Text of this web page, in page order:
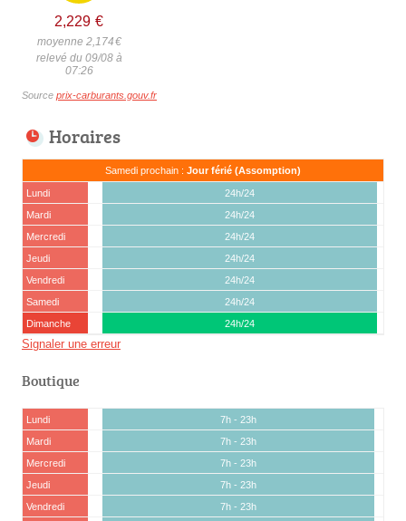
2,229 €
moyenne 2,174€
relevé du 09/08 à
07:26
Source prix-carburants.gouv.fr
Horaires
Samedi prochain : Jour férié (Assomption)
Lundi
24h/24
Mardi
24h/24
Mercredi
24h/24
Jeudi
24h/24
Vendredi
24h/24
Samedi
24h/24
Dimanche
24h/24
Signaler une erreur
Boutique
Lundi
7h - 23h
Mardi
7h - 23h
Mercredi
7h - 23h
Jeudi
7h - 23h
Vendredi
7h - 23h